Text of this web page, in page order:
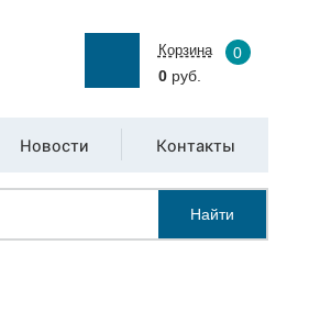
Корзина
0
0руб.
Новости Контакты
Найти